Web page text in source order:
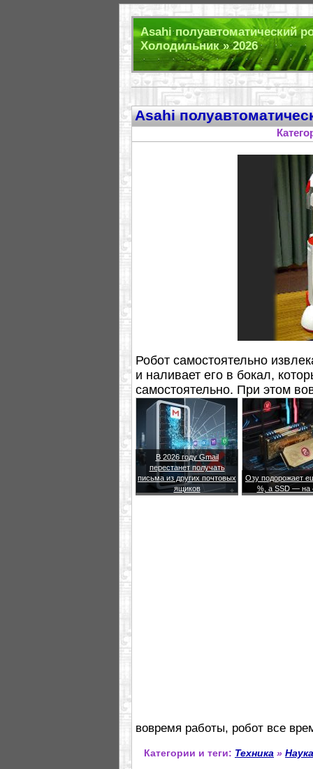
Asahi полуавтоматический
Холодильник » 2026
Asahi
Робот самостоятельно
и наливает его в бокал,
самостоятельно. При этом
хозяином.
В 2026 году Gmail
перестанет получать
письма из других почтовых
ящиков
Озу подорожает
%, а SSD — на
вовремя работы, робот все
Категории и теги: Техника » Наука